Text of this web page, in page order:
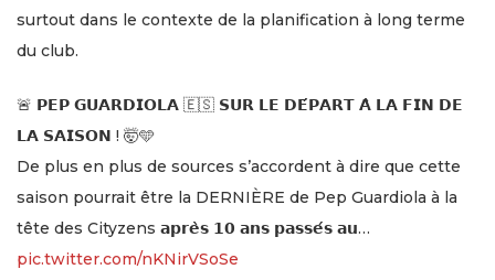
surtout dans le contexte de la planification à long terme
du club.
🚨 𝗣𝗘𝗣 𝗚𝗨𝗔𝗥𝗗𝗜𝗢𝗟𝗔 🇪🇸 𝗦𝗨𝗥 𝗟𝗘 𝗗𝗘́𝗣𝗔𝗥𝗧 𝗔̀ 𝗟𝗔 𝗙𝗜𝗡 𝗗𝗘
𝗟𝗔 𝗦𝗔𝗜𝗦𝗢𝗡 ! 🤯🩵
De plus en plus de sources s’accordent à dire que cette
saison pourrait être la DERNIÈRE de Pep Guardiola à la
tête des Cityzens 𝗮𝗽𝗿𝗲̀𝘀 𝟭𝟬 𝗮𝗻𝘀 𝗽𝗮𝘀𝘀𝗲́𝘀 𝗮𝘂…
pic.twitter.com/nKNirVSoSe